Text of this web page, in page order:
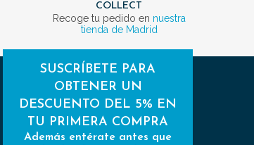
COLLECT
Recoge tu pedido en nuestra
tienda de Madrid
SUSCRÍBETE PARA
OBTENER UN
DESCUENTO DEL 5% EN
TU PRIMERA COMPRA
Además entérate antes que